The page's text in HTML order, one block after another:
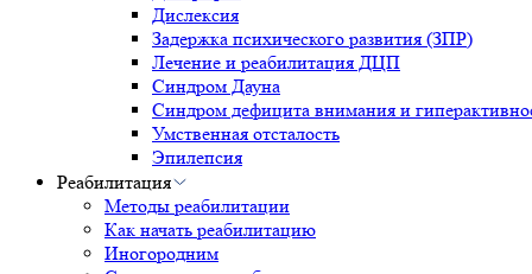
Дислексия
Задержка психического развития (ЗПР)
Лечение и реабилитация ДЦП
Синдром Дауна
Синдром дефицита внимания и
Умственная отсталость
Эпилепсия
Реабилитация
Методы реабилитации
Как начать реабилитацию
Иногородним